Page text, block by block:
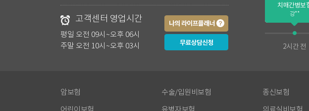
고객센터 영업시간
평일 오전 09시~오후 06시
주말 오전 10시~오후 03시
운전자보험/상해보험
박**
38분 전
주택화재보험
신**
치매간병보험
강**
치매간병보
강**
2시간 전
암보험 수술/입원비보험 종신보험